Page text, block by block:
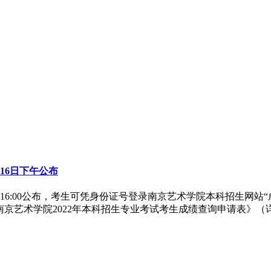
日下午公布
公布，考生可凭身份证号登录南京艺术学院本科招生网站“
艺术学院2022年本科招生专业考试考生成绩查询申请表》（